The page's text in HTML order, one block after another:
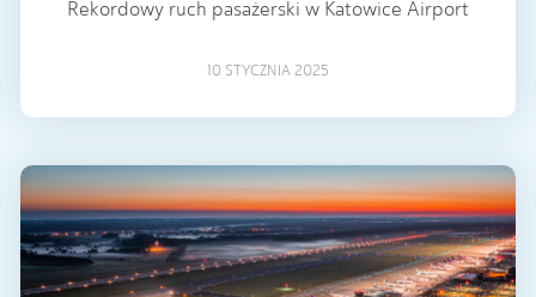
Rekordowy ruch pasażerski w Katowice Airport
10 STYCZNIA 2025